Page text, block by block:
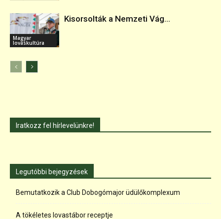
Magyar
lovaskultúra
Kisorsolták a Nemzeti Vág...
Iratkozz fel hírlevelünkre!
Legutóbbi bejegyzések
Bemutatkozik a Club Dobogómajor üdülőkomplexum
A tökéletes lovastábor receptje